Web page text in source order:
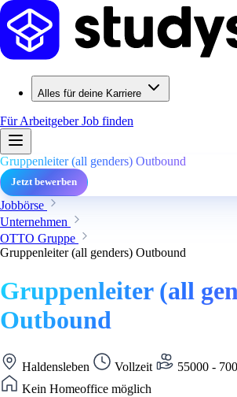
Alles für deine Karriere
Für ArbeitgeberJob finden
Gruppenleiter (all genders) Outbound
Jetzt bewerben
Jobbörse
Unternehmen
OTTO Gruppe
Gruppenleiter (all genders) Outbound
Gruppenleiter (all
Outbound
Haldensleben Vollzeit
55000 -
Kein Homeoffice möglich